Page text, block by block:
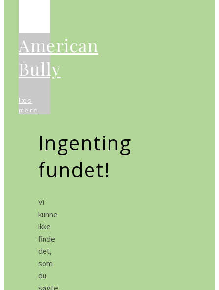
American
Bully
læs
mere
Ingenting
fundet!
Vi
kunne
ikke
finde
det,
som
du
søgte.